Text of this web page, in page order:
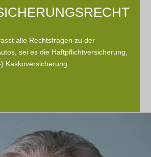
alle Rechtsfragen zu der
sei es die Haftpflichtversicherung,
Kaskoversicherung.